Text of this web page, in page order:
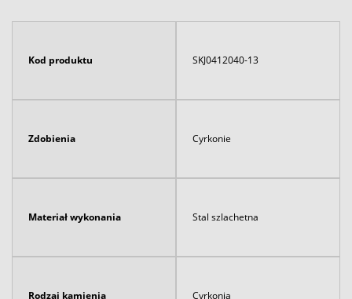
Kod produktu SKJ0412040-13
Zdobienia Cyrkonie
Materiał wykonania Stal szlachetna
Rodzaj kamienia Cyrkonia